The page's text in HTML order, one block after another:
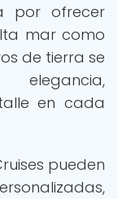
por ofrecer
mar como
de tierra se
en cada
pueden